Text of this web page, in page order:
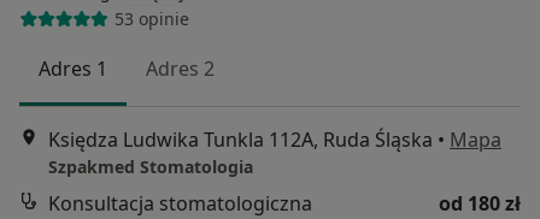
53 opinie
Adres 1 Adres 2
Księdza Ludwika Tunkla 112A, Ruda Śląska • Mapa
Szpakmed Stomatologia
Konsultacja stomatologiczna
od 180 zł